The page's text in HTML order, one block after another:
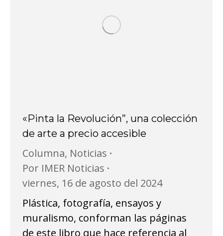
«Pinta la Revolución”, una colección
de arte a precio accesible
Columna, Noticias
Por IMER Noticias
viernes, 16 de agosto del 2024
Plástica, fotografía, ensayos y
muralismo, conforman las páginas
de este libro que hace referencia al